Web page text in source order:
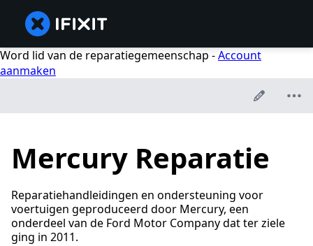
Word lid van de reparatiegemeenschap -Account
aanmaken
Mercury Reparatie
Reparatiehandleidingen en ondersteuning voor
voertuigen geproduceerd door Mercury, een
onderdeel van de Ford Motor Company dat ter ziele
ging in 2011.